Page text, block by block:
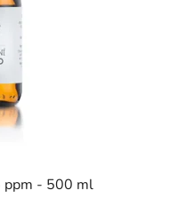
ppm - 500 ml